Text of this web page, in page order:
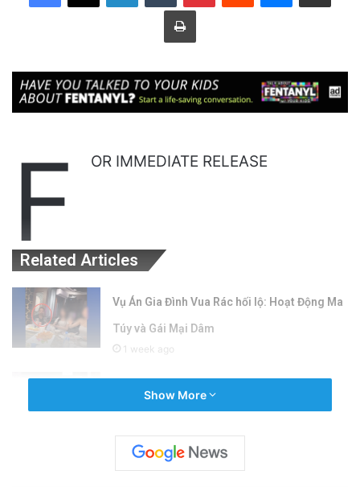
Print
F OR IMMEDIATE RELEASE
Related Articles
Vụ Án Gia Đình Vua Rác hối lộ: Hoạt Động Ma
Túy và Gái Mại Dâm
1 week ago
súng tại tiệc pop-up gần Morgan Hill
2 weeks ago
Show More